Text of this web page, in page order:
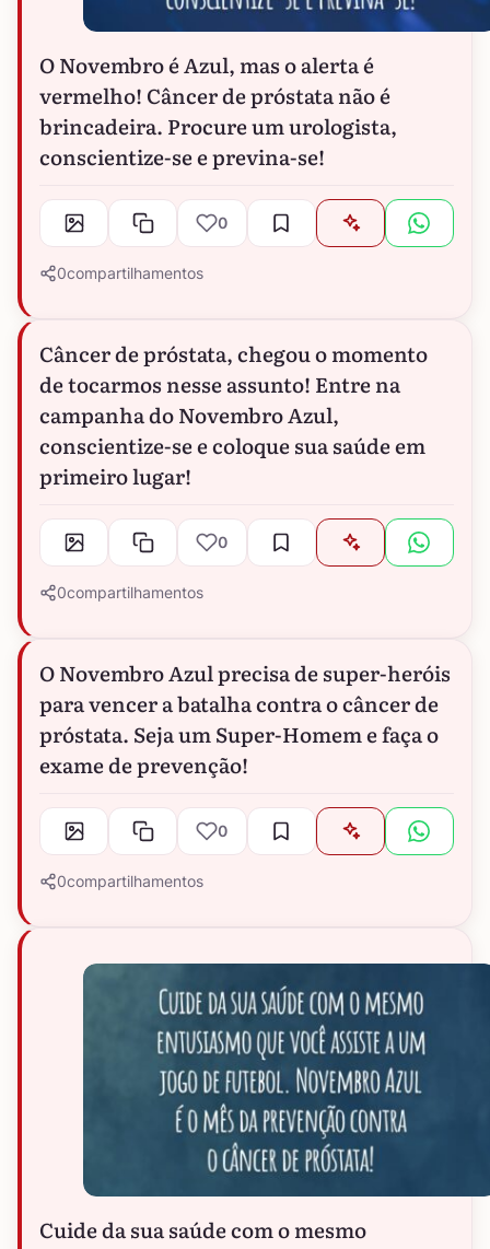
O Novembro é Azul, mas o alerta é
vermelho! Câncer de próstata não é
brincadeira. Procure um urologista,
conscientize-se e previna-se!
0
0compartilhamentos
Câncer de próstata, chegou o momento
de tocarmos nesse assunto! Entre na
campanha do Novembro Azul,
conscientize-se e coloque sua saúde em
primeiro lugar!
0
0compartilhamentos
O Novembro Azul precisa de super-heróis
para vencer a batalha contra o câncer de
próstata. Seja um Super-Homem e faça o
exame de prevenção!
0
0compartilhamentos
Cuide da sua saúde com o mesmo